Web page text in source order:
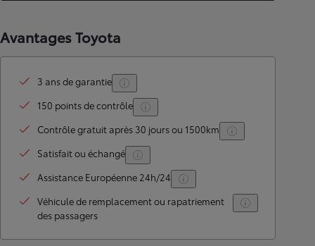
Avantages Toyota
3 ans de garantie
150 points de contrôle
Contrôle gratuit après 30 jours ou 1500km
Satisfait ou échangé
Assistance Européenne 24h/24
Véhicule de remplacement ou rapatriement
des passagers